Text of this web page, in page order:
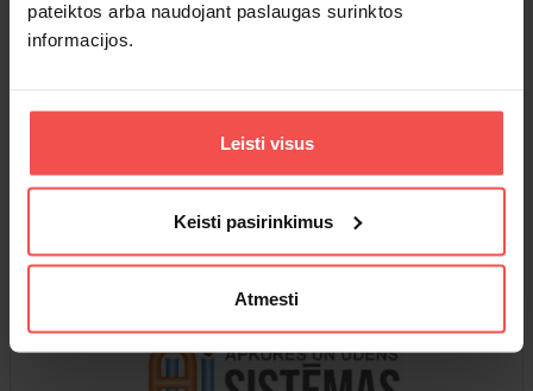
pateiktos arba naudojant paslaugas surinktos
informacijos.
Leisti visus
Keisti pasirinkimus
Atmesti
„SportX“ yra Latvijos tiekėjas, siūlantis platų sportinio
įvairių tipų dan...Skaitykite daugiau »